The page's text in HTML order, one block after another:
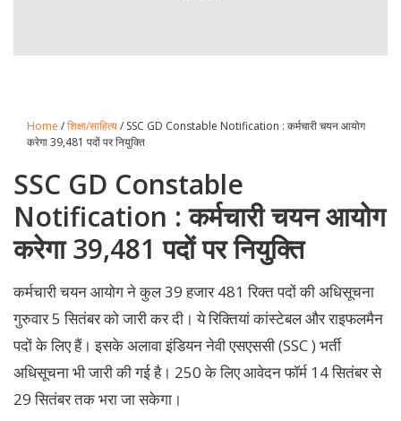
Home /शिक्षा/साहित्य/ SSC GD Constable Notification : कर्मचारी चयन आयोग
करेगा 39,481 पदों पर नियुक्ति
SSC GD Constable
Notification : कर्मचारी चयन आयोग
करेगा 39,481 पदों पर नियुक्ति
कर्मचारी चयन आयोग ने कुल 39 हजार 481 रिक्त पदों की अधिसूचना
गुरुवार 5 सितंबर को जारी कर दी। ये रिक्तियां कांस्टेबल और राइफलमैन
पदों के लिए हैं। इसके अलावा इंडियन नेवी एसएससी (SSC ) भर्ती
अधिसूचना भी जारी की गई है। 250 के लिए आवेदन फॉर्म 14 सितंबर से
29 सितंबर तक भरा जा सकेगा।